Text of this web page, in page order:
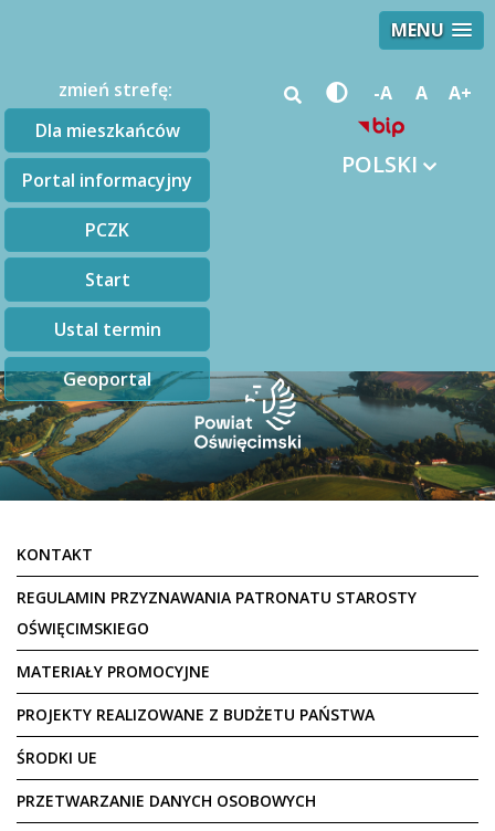
MENU
zmień strefę:
Dla mieszkańców
Portal informacyjny
PCZK
Start
Ustal termin
Geoportal
-A A A+
POLSKI
KONTAKT
REGULAMIN PRZYZNAWANIA PATRONATU STAROSTY
OŚWIĘCIMSKIEGO
MATERIAŁY PROMOCYJNE
PROJEKTY REALIZOWANE Z BUDŻETU PAŃSTWA
ŚRODKI UE
PRZETWARZANIE DANYCH OSOBOWYCH